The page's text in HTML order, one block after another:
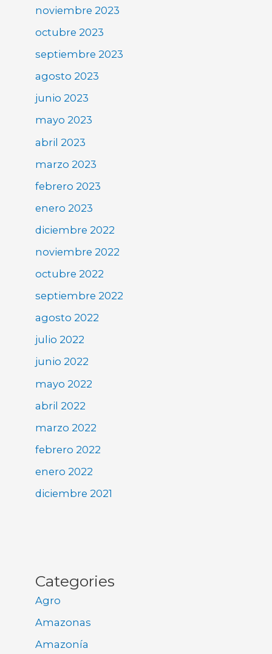
noviembre 2023
octubre 2023
septiembre 2023
agosto 2023
junio 2023
mayo 2023
abril 2023
marzo 2023
febrero 2023
enero 2023
diciembre 2022
noviembre 2022
octubre 2022
septiembre 2022
agosto 2022
julio 2022
junio 2022
mayo 2022
abril 2022
marzo 2022
febrero 2022
enero 2022
diciembre 2021
Categories
Agro
Amazonas
Amazonía